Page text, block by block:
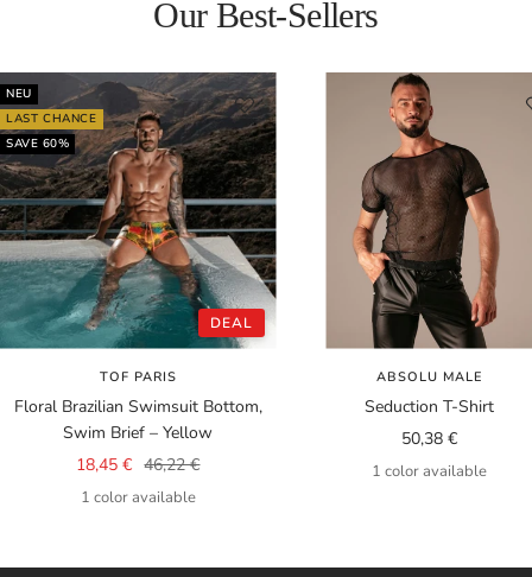
Our Best-Sellers
NEU
LAST CHANCE
SAVE 60%
DEAL
TOF PARIS
Floral Brazilian Swimsuit Bottom,
Swim Brief – Yellow
Sale
price
18,45 € Regular
price
46,22 €
1 color available
ABSOLU MALE
Seduction T-Shirt
Sale
price
50,38 €
1 color available